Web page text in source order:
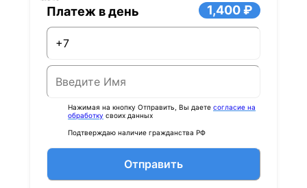
Платеж в день 1,400 ₽
Нажимая на кнопку Отправить, Вы даете согласие на
обработку своих данных
Подтверждаю наличие гражданства РФ
Отправить